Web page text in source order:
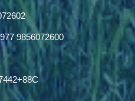
9856072600